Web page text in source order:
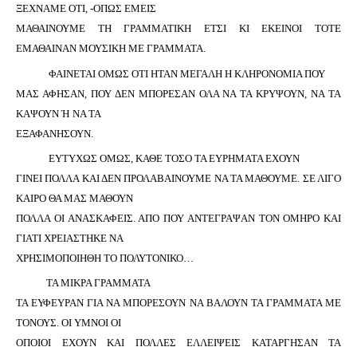
ΞΕΧΝΑΜΕ ΟΤΙ, -ΟΠΩΣ ΕΜΕΙΣ
ΜΑΘΑΙΝΟΥΜΕ ΤΗ ΓΡΑΜΜΑΤΙΚΗ ΕΤΣΙ ΚΙ ΕΚΕΙΝΟΙ ΤΟΤΕ
ΕΜΑΘΑΙΝΑΝ ΜΟΥΣΙΚΗ ΜΕ ΓΡΑΜΜΑΤΑ.
ΦΑΙΝΕΤΑΙ ΟΜΩΣ ΟΤΙ ΗΤΑΝ ΜΕΓΑΛΗ Η ΚΛΗΡΟΝΟΜΙΑ ΠΟΥ
ΜΑΣ ΑΦΗΣΑΝ, ΠΟΥ ΔΕΝ ΜΠΟΡΕΣΑΝ ΟΛΑ ΝΑ ΤΑ ΚΡΥΨΟΥΝ, ΝΑ ΤΑ
ΚΑΨΟΥΝ Ή ΝΑ ΤΑ
ΕΞΑΦΑΝΗΣΟΥΝ.
ΕΥΤΥΧΩΣ ΟΜΩΣ, ΚΑΘΕ ΤΟΣΟ ΤΑ ΕΥΡΗΜΑΤΑ ΕΧΟΥΝ
ΓΙΝΕΙ ΠΟΛΛΑ ΚΑΙ ΔΕΝ ΠΡΟΛΑΒΑΙΝΟΥΜΕ ΝΑ ΤΑ ΜΑΘΟΥΜΕ. ΣΕ ΛΙΓΟ
ΚΑΙΡΟ ΘΑ ΜΑΣ ΜΑΘΟΥΝ
ΠΟΛΛΑ ΟΙ ΑΝΑΣΚΑΦΕΙΣ. ΑΠΟ ΠΟΥ ΑΝΤΕΓΡΑΨΑΝ ΤΟΝ ΟΜΗΡΟ ΚΑΙ
ΓΙΑΤΙ ΧΡΕΙΑΣΤΗΚΕ ΝΑ
ΧΡΗΣΙΜΟΠΟΙΗΘΗ ΤΟ ΠΟΛΥΤΟΝΙΚΟ…
ΤΑ ΜΙΚΡΑ ΓΡΑΜΜΑΤΑ
ΤΑ ΕΥΦΕΥΡΑΝ ΓΙΑ ΝΑ ΜΠΟΡΕΣΟΥΝ ΝΑ ΒΑΛΟΥΝ ΤΑ ΓΡΑΜΜΑΤΑ ΜΕ
ΤΟΝΟΥΣ. ΟΙ ΥΜΝΟΙ ΟΙ
ΟΠΟΙΟΙ ΕΧΟΥΝ ΚΑΙ ΠΟΛΛΕΣ ΕΛΛΕΙΨΕΙΣ ΚΑΤΑΡΓΗΣΑΝ ΤΑ